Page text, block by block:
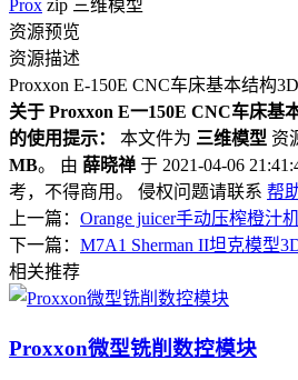
Prox zip 三维模型
资源预览
资源描述
Proxxon E-150E CNC车床基本结构
关于 Proxxon E一150E CNC车床基
的使用提示：
本文件为 三维模型 资
MB。 由 薛晓禅 于 2021-04-06
考，不得商用。 侵权问题请联系 帮
上一篇： Orange juicer手动压榨橙汁
下一篇： M7A1 Sherman II坦克模型
相关推荐
Proxxon微型铣削数控模块